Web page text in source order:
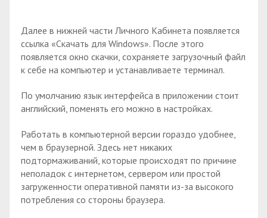
Далее в нижней части Личного Кабинета появляется
ссылка «Скачать для Windows». После этого
появляется окно скачки, сохраняете загрузочный файл
к себе на компьютер и устанавливаете терминал.
По умолчанию язык интерфейса в приложении стоит
английский, поменять его можно в настройках.
Работать в компьютерной версии гораздо удобнее,
чем в браузерной. Здесь нет никаких
подтормаживаний, которые происходят по причине
неполадок с интернетом, сервером или простой
загруженности оперативной памяти из-за высокого
потребления со стороны браузера.